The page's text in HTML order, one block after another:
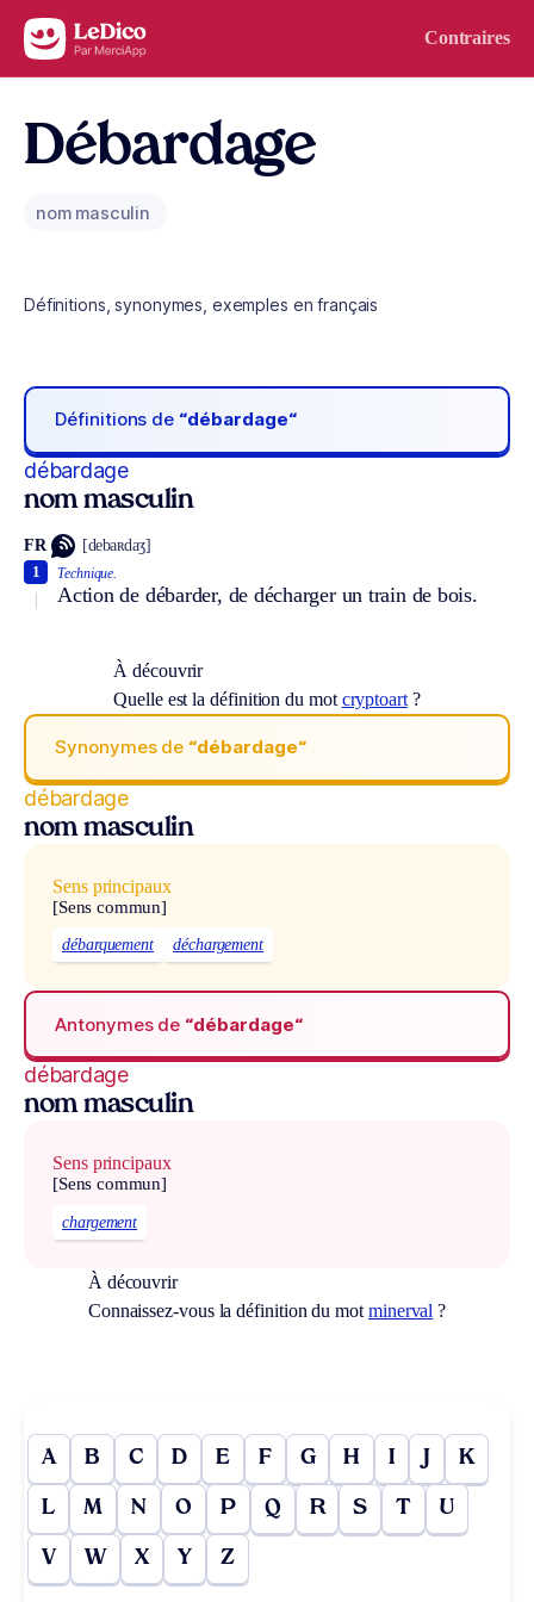
Aller au contenu Contraires
Débardage
nom masculin
Définitions, synonymes, exemples en français
Définitions de “débardage“
débardage
nom masculin
FR [debaʀdaʒ]
Technique.
Action de débarder, de décharger un train de bois.
1
À découvrir
Quelle est la définition du mot cryptoart?
Synonymes de “débardage“
débardage
nom masculin
Sens principaux
[Sens commun]
débarquement déchargement
Antonymes de “débardage“
débardage
nom masculin
Sens principaux
[Sens commun]
chargement
À découvrir
Connaissez-vous la définition du mot minerval ?
A B C D E F G H I J K
L M N O P Q R S T U
V W X Y Z